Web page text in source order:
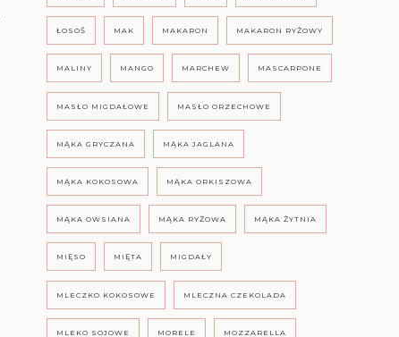
ŁOSOŚ MAK MAKARON MAKARON RYŻOWY
MALINY MANGO MARCHEW MASCARPONE
MASŁO MIGDAŁOWE MASŁO ORZECHOWE
MĄKA GRYCZANA MĄKA JAGLANA
MĄKA KOKOSOWA MĄKA ORKISZOWA
MĄKA OWSIANA MĄKA RYŻOWA MĄKA ŻYTNIA
MIĘSO MIĘTA MIGDAŁY
MLECZKO KOKOSOWE MLECZNA CZEKOLADA
MLEKO SOJOWE MORELE MOZZARELLA